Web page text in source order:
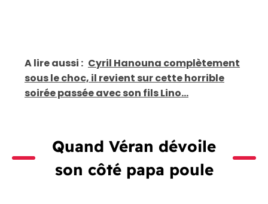
A lire aussi : Cyril Hanouna complètement
sous le choc, il revient sur cette horrible
soirée passée avec son fils Lino...
Quand Véran dévoile
son côté papa poule